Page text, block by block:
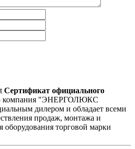
Сертификат официального
компания "ЭНЕРГОЛЮКС
дилером и обладает всеми
продаж, монтажа и
оборудования торговой марки